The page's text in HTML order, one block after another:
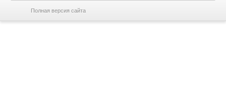
Полная версия сайта